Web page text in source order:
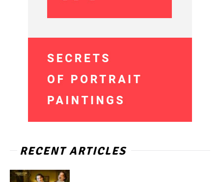
RECENT ARTICLES